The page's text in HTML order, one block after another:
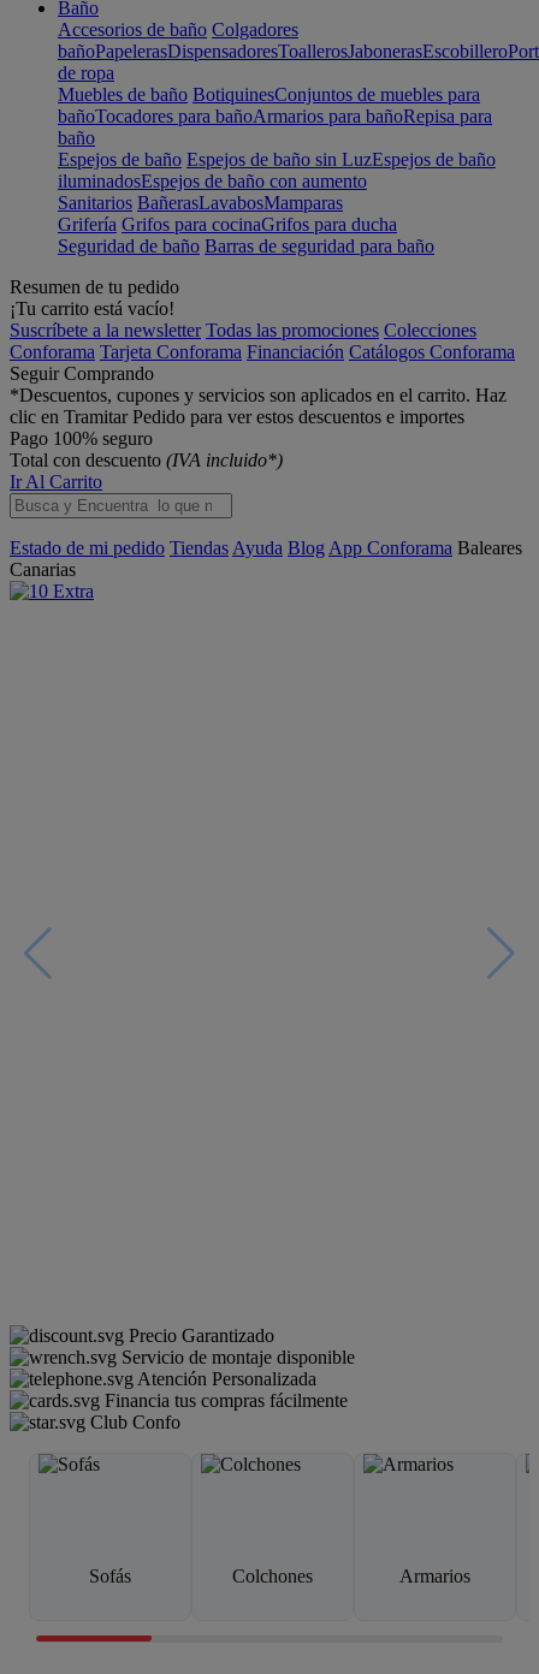
Baño
Accesorios de baño Colgadores
bañoPapelerasDispensadoresToallerosJabonerasEscobillero
de ropa
Muebles de baño BotiquinesConjuntos de muebles para
bañoTocadores para bañoArmarios para bañoRepisa para
baño
Espejos de baño Espejos de baño sin LuzEspejos de baño
iluminadosEspejos de baño con aumento
Sanitarios BañerasLavabosMamparas
Grifería Grifos para cocinaGrifos para ducha
Seguridad de baño Barras de seguridad para baño
Resumen de tu pedido
¡Tu carrito está vacío!
Suscríbete a la newsletter Todas las promociones Colecciones
Conforama Tarjeta Conforama Financiación Catálogos Conforama
Seguir Comprando
*Descuentos, cupones y servicios son aplicados en el carrito. Haz
clic en Tramitar Pedido para ver estos descuentos e importes
Pago 100% seguro
Total con descuento (IVA incluido*)
Ir Al Carrito
Estado de mi pedido Tiendas Ayuda Blog App Conforama Baleares
Canarias
Precio Garantizado
Servicio de montaje disponible
Atención Personalizada
Financia tus compras fácilmente
Club Confo
Sofás Colchones Armarios